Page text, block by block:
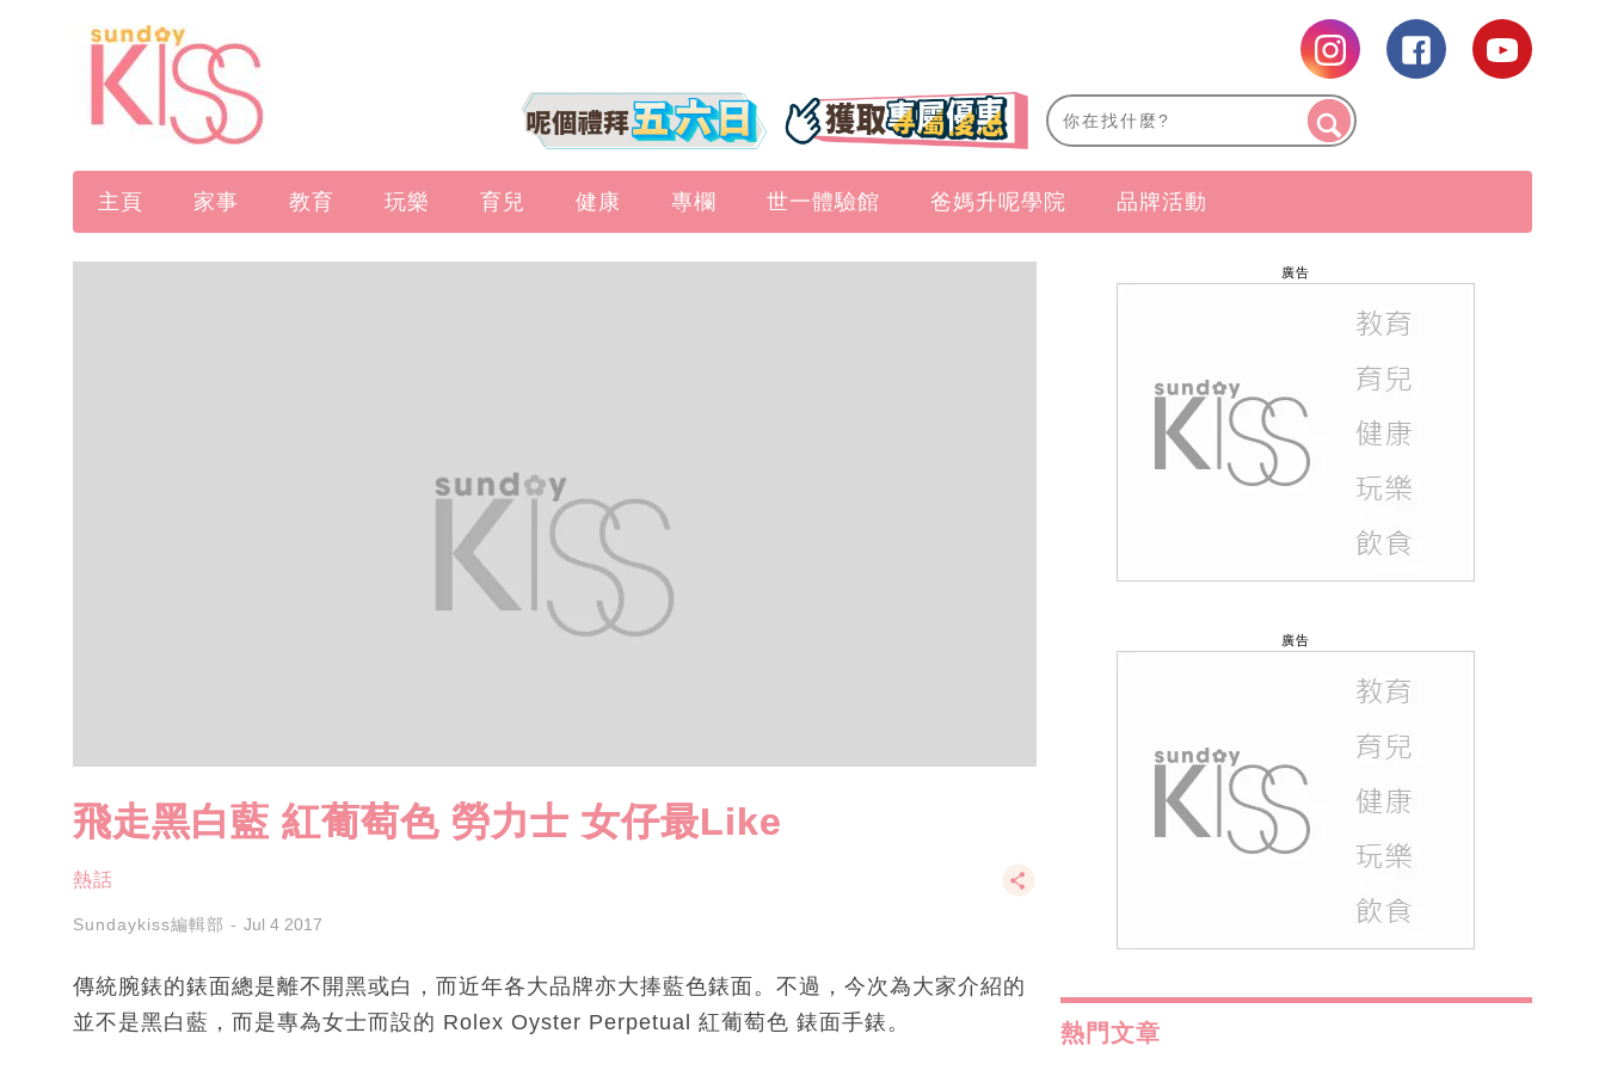
主頁 家事 教育 玩樂 育兒 健康 專欄 世一體驗館 爸媽升呢學院 品牌活動
飛走黑白藍 紅葡萄色 勞力士 女仔最Like
熱話
Sundaykiss編輯部 Jul 4 2017
傳統腕錶的錶面總是離不開黑或白，而近年各大品牌亦大捧藍色錶面。不過，今次為大家介紹的
並不是黑白藍，而是專為女士而設的 Rolex Oyster Perpetual 紅葡萄色 錶面手錶。
廣告
廣告
熱門文章